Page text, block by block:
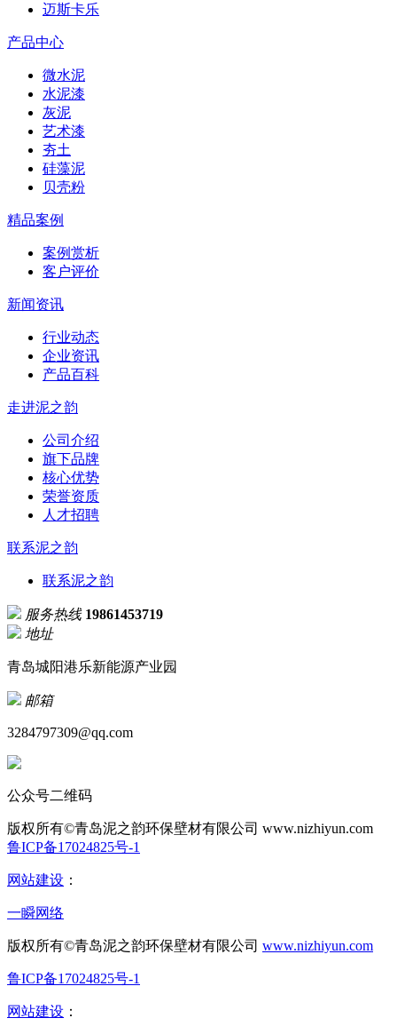
迈斯卡乐
产品中心
微水泥
水泥漆
灰泥
艺术漆
夯土
硅藻泥
贝壳粉
精品案例
案例赏析
客户评价
新闻资讯
行业动态
企业资讯
产品百科
走进泥之韵
公司介绍
旗下品牌
核心优势
荣誉资质
人才招聘
联系泥之韵
联系泥之韵
服务热线 19861453719
地址
青岛城阳港乐新能源产业园
邮箱
3284797309@qq.com
公众号二维码
版权所有©青岛泥之韵环保壁材有限公司 www.nizhiyun.com
鲁ICP备17024825号-1
网站建设 ：
一瞬网络
版权所有©青岛泥之韵环保壁材有限公司 www.nizhiyun.com
鲁ICP备17024825号-1
网站建设 ：